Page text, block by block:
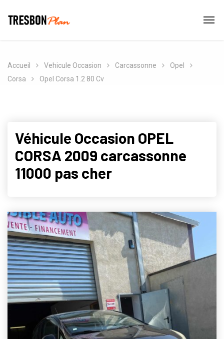
Accueil Vehicule Occasion Carcassonne
Opel
Corsa
Opel Corsa 1.2 80 Cv
Véhicule Occasion OPEL
CORSA 2009 carcassonne
11000 pas cher